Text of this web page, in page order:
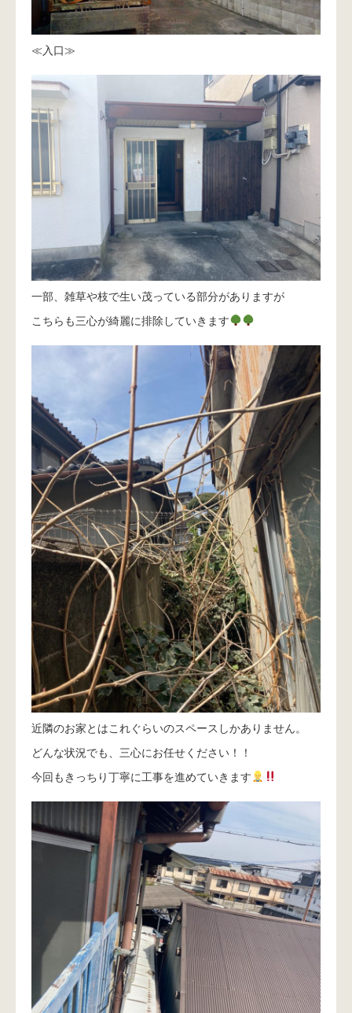
≪入口≫
一部、雑草や枝で生い茂っている部分がありますが
こちらも三心が綺麗に排除していきます
近隣のお家とはこれぐらいのスペースしかありません。
どんな状況でも、三心にお任せください！！
今回もきっちり丁寧に工事を進めていきます